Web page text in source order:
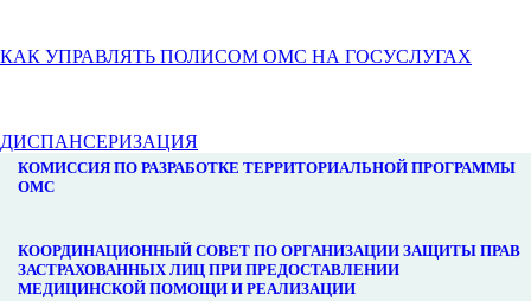
КАК УПРАВЛЯТЬ ПОЛИСОМ ОМС НА ГОСУСЛУГАХ
ДИСПАНСЕРИЗАЦИЯ
КОМИССИЯ ПО РАЗРАБОТКЕ ТЕРРИТОРИАЛЬНОЙ ПРОГРАММЫ
ОМС
КООРДИНАЦИОННЫЙ СОВЕТ ПО ОРГАНИЗАЦИИ ЗАЩИТЫ ПРАВ
ЗАСТРАХОВАННЫХ ЛИЦ ПРИ ПРЕДОСТАВЛЕНИИ
МЕДИЦИНСКОЙ ПОМОЩИ И РЕАЛИЗАЦИИ